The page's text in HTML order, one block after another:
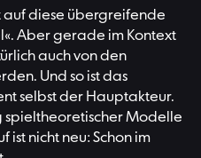
auf diese übergreifende
Aber gerade im Kontext
auch von den
Und so ist das
selbst der Hauptakteur.
Modelle
ist nicht neu: Schon im